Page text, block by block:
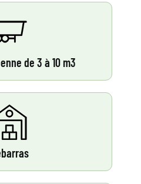
de 3 à 10 m3